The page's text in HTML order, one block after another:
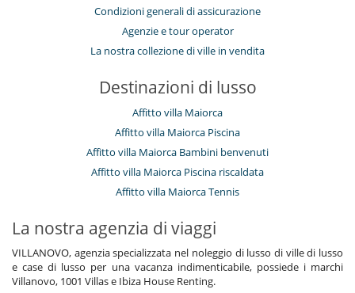
Condizioni generali di assicurazione
Agenzie e tour operator
La nostra collezione di ville in vendita
Destinazioni di lusso
Affitto villa Maiorca
Affitto villa Maiorca Piscina
Affitto villa Maiorca Bambini benvenuti
Affitto villa Maiorca Piscina riscaldata
Affitto villa Maiorca Tennis
La nostra agenzia di viaggi
VILLANOVO, agenzia specializzata nel noleggio di lusso di ville di lusso
e case di lusso per una vacanza indimenticabile, possiede i marchi
Villanovo, 1001 Villas e Ibiza House Renting.